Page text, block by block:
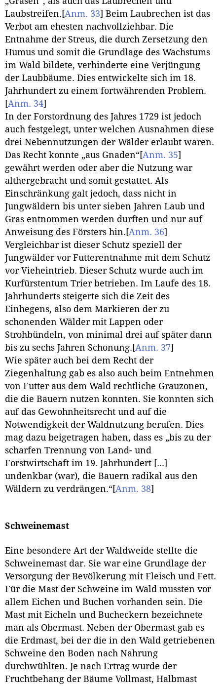
Laubstreifen. [Anm. 33] Beim Laubrechen ist das
Verbot am ehesten nachvollziehbar. Die
Entnahme der Streus, die durch Zersetzung den
Humus und somit die Grundlage des Wachstums
im Wald bildete, verhinderte eine Verjüngung
der Laubbäume. Dies entwickelte sich im 18.
Jahrhundert zu einem fortwährenden Problem.
[Anm. 34]
In der Forstordnung des Jahres 1729 ist jedoch
auch festgelegt, unter welchen Ausnahmen diese
drei Nebennutzungen der Wälder erlaubt waren.
Das Recht konnte „aus Gnaden“[Anm. 35]
gewährt werden oder aber die Nutzung war
althergebracht und somit gestattet. Als
Einschränkung galt jedoch, dass nicht in
Jungwäldern bis unter sieben Jahren Laub und
Gras entnommen werden durften und nur auf
Anweisung des Försters hin. [Anm. 36]
Vergleichbar ist dieser Schutz speziell der
Jungwälder vor Futterentnahme mit dem Schutz
vor Vieheintrieb. Dieser Schutz wurde auch im
Kurfürstentum Trier betrieben. Im Laufe des 18.
Jahrhunderts steigerte sich die Zeit des
Einhegens, also dem Markieren der zu
schonenden Wälder mit Lappen oder
Strohbündeln, von minimal drei auf später dann
bis zu sechs Jahren Schonung. [Anm. 37]
Wie später auch bei dem Recht der
Ziegenhaltung gab es also auch beim Entnehmen
von Futter aus dem Wald rechtliche Grauzonen,
die die Bauern nutzen konnten. Sie konnten sich
auf das Gewohnheitsrecht und auf die
Notwendigkeit der Waldnutzung berufen. Dies
mag dazu beigetragen haben, dass es „bis zu der
scharfen Trennung von Land- und
Forstwirtschaft im 19. Jahrhundert [...]
undenkbar (war), die Bauern radikal aus den
Wäldern zu verdrängen.“[Anm. 38]
Schweinemast
Eine besondere Art der Waldweide stellte die
Schweinemast dar. Sie war eine Grundlage der
Versorgung der Bevölkerung mit Fleisch und Fett.
Für die Mast der Schweine im Wald mussten vor
allem Eichen und Buchen vorhanden sein. Die
Mast mit Eicheln und Bucheckern bezeichnete
man als Obermast. Neben der Obermast gab es
die Erdmast, bei der die in den Wald getriebenen
Schweine den Boden nach Nahrung
durchwühlten. Je nach Ertrag wurde der
Fruchtbehang der Bäume Vollmast, Halbmast